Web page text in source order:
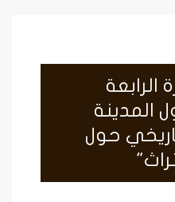
الرابعة
المدينة
حول